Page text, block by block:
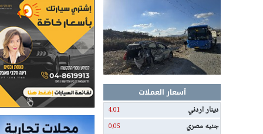
أسعار العملات
دينار اردني
4.01
جنيه مصري 0.05